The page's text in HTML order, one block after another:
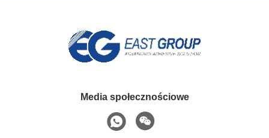
Media społecznościowe